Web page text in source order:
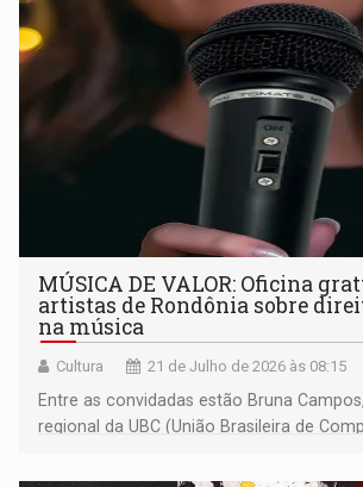
MÚSICA DE VALOR: Oficina
artistas de Rondônia sobre
na música
Cultura 21 de Julho de 2026 às 08:15
Entre as convidadas estão Bruna
regional da UBC (União Brasileira de